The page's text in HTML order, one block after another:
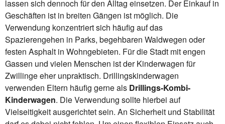
lassen sich dennoch für den Alltag einsetzen. Der Einkauf in
Geschäften ist in breiten Gängen ist möglich. Die
Verwendung konzentriert sich häufig auf das
Spazierengehen in Parks, begehbaren Waldwegen oder
festen Asphalt in Wohngebieten. Für die Stadt mit engen
Gassen und vielen Menschen ist der Kinderwagen für
Zwillinge eher unpraktisch. Drillingskinderwagen
verwenden Eltern häufig gerne als Drillings-Kombi-
Kinderwagen. Die Verwendung sollte hierbei auf
Vielseitigkeit ausgerichtet sein. An Sicherheit und Stabilität